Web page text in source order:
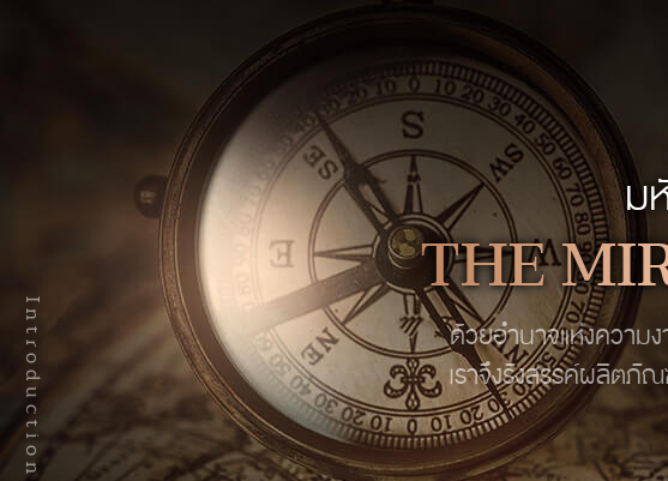
Introduction
ม
THE
ด้วยอำนาจแห่งความ
เราจึงรังสรรค์ผลิตภั